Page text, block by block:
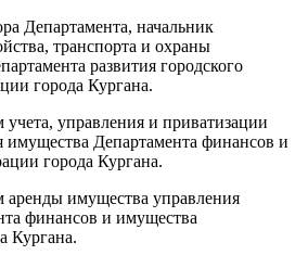
Департамента, начальник
транспорта и охраны
развития городского
города Кургана.
управления и приватизации
имущества Департамента финансов и
города Кургана.
аренды имущества управления
финансов и имущества
Кургана.